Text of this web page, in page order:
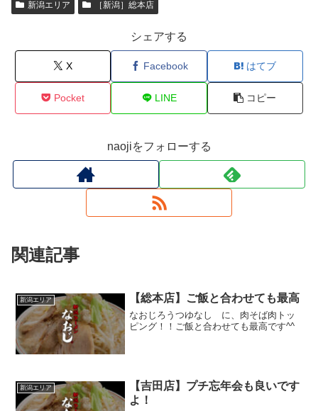
新潟エリア ［新潟］総本店
シェアする
X Facebook はてブ
Pocket LINE コピー
naojiをフォローする
関連記事
新潟エリア 【総本店】ご飯と合わせても最高
なおじろうつゆなし に、肉そば肉トッ
ピング！！ご飯と合わせても最高です^^
新潟エリア
【吉田店】プチ忘年会も良いです
よ！